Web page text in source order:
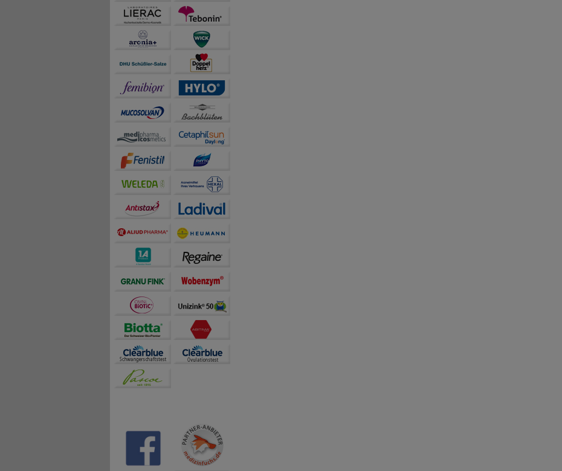
Statistik & Tracking:
sammeln, mit deren Hilfe wir unsere Website weiter für Sie optimieren können, den Inhalt auf
teilweise an Dritte wie z.B. Google oder soziale Medien übertragen werden.